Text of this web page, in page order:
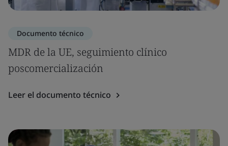
Documento técnico
MDR de la UE, seguimiento clínico
poscomercialización
Leer el documento técnico